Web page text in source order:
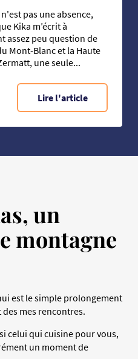
pas une absence,
Kika m’écrit à
assez peu question de
Mont-Blanc et la Haute
une seule...
Lire l'article
6 min de lecture
un
montagne
est le simple prolongement
mes rencontres.
celui qui cuisine pour vous,
un moment de